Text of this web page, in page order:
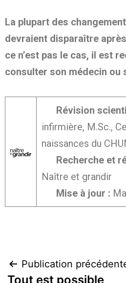
La plupart des
devraient disparaître
ce n’est pas le cas, il est
consulter son médecin ou
Révision
infirmière, M.Sc.,
naissances du
Recherche et
Naître et grandir
Mise à jour :
Publication
Tout est possible